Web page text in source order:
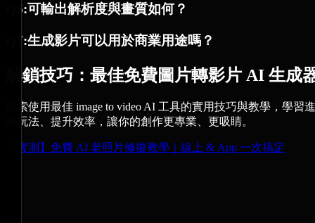
Q6:可輸出解析度與畫質如何？
Q7:生成影片可以用於商業用途嗎？
解鎖技巧：最佳免費圖片轉影片 AI 生成
探索使用最佳 image to video AI 工具的實用技巧與教學，學習進
階玩法、提升效率，讓你的創作更專業、更吸睛。
【實測】免費 AI 老照片修復教學｜線上 & App 一次搞定